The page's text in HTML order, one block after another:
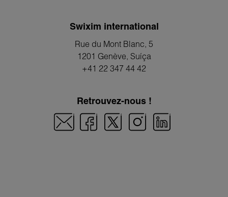
Swixim international
Rue du Mont Blanc, 5
1201 Genève, Suíça
+41 22 347 44 42
Retrouvez-nous !